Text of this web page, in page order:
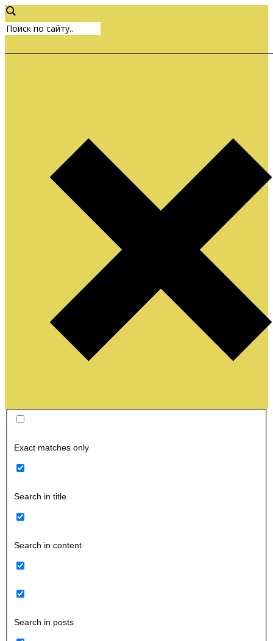
Exact matches only
Search in title
Search in content
Search in posts